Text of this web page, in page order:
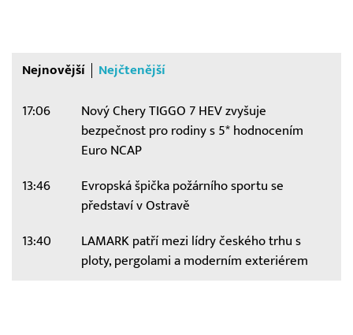
Nejnovější Nejčtenější
17:06
Nový Chery TIGGO 7 HEV zvyšuje
bezpečnost pro rodiny s 5* hodnocením
Euro NCAP
13:46
Evropská špička požárního sportu se
představí v Ostravě
13:40
LAMARK patří mezi lídry českého trhu s
ploty, pergolami a moderním exteriérem